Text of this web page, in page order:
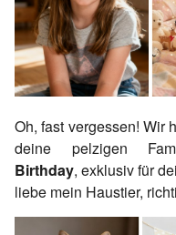
Oh, fast vergessen! Wir
deine pelzigen
Birthday, exklusiv für
liebe mein Haustier,